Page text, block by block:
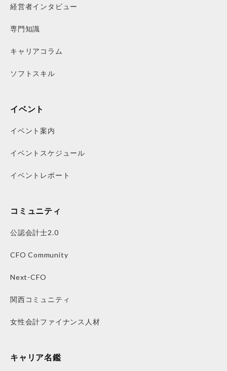
経営者インタビュー
専門知識
キャリアコラム
ソフトスキル
イベント
イベント案内
イベントスケジュール
イベントレポート
コミュニティ
公認会計士2.0
CFO Community
Next-CFO
関西コミュニティ
女性会計ファイナンス人材
キャリア名鑑